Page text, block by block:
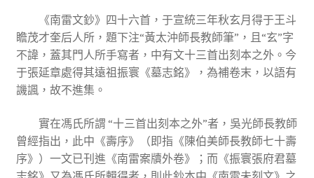
《南雷文鈔》四十六首，于宣統三年秋玄月得于王斗
瞻茂才奎后人所，題下注“黃太沖師長教師筆”，且“玄”字
不諱，蓋其門人所手寫者，中有文十三首出刻本之外。今
于張延章處得其遠祖振寰《墓志銘》，為補卷末，以語有
譏諷，故不進集。
實在馮氏所謂 “十三首出刻本之外”者，吳光師長教師
曾經指出，此中《壽序》（即指《陳伯美師長教師七十壽
序》）一文已刊進《南雷案牘外卷》；而《振寰張府君墓